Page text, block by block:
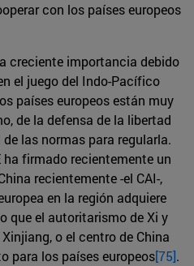
con los países europeos
creciente importancia debido
el juego del Indo-Pacífico
países europeos están muy
de la defensa de la libertad
las normas para regularla.
ha firmado recientemente un
recientemente -el CAI-,
en la región adquiere
que el autoritarismo de Xi y
o el centro de China
para los países europeos[75].